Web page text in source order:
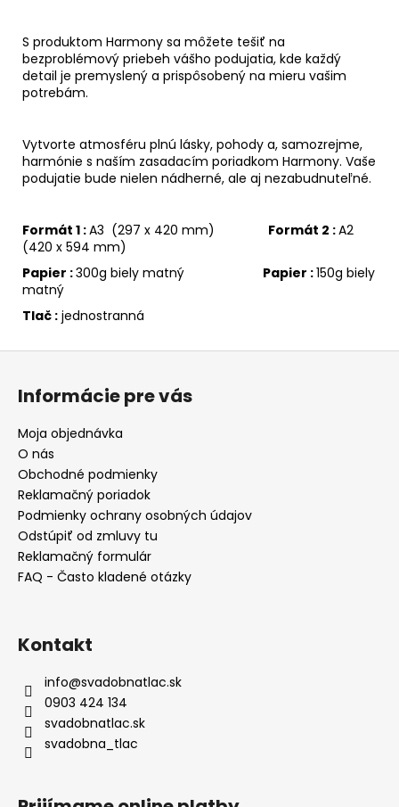
S produktom Harmony sa môžete tešiť na
bezproblémový priebeh vášho podujatia, kde každý
detail je premyslený a prispôsobený na mieru vašim
potrebám.
Vytvorte atmosféru plnú lásky, pohody a, samozrejme,
harmónie s naším zasadacím poriadkom Harmony. Vaše
podujatie bude nielen nádherné, ale aj nezabudnuteľné.
Formát 1 :A3 (297 x 420 mm) Formát 2 :A2
(420 x 594 mm)
Papier :300g biely matný Papier :150g biely
matný
Tlač : jednostranná
Z
Informácie pre vás
Moja objednávka
O nás
Obchodné podmienky
Reklamačný poriadok
Podmienky ochrany osobných údajov
Odstúpiť od zmluvy tu
Reklamačný formulár
FAQ - Často kladené otázky
Kontakt
info@svadobnatlac.sk
0903 424 134
svadobnatlac.sk
svadobna_tlac